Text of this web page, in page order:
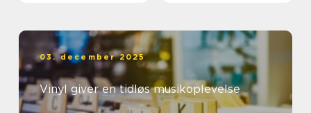
03. december 2025
Vinyl giver en tidløs musikoplevelse